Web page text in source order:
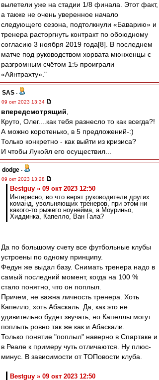
вылетели уже на стадии 1/8 финала. Этот факт,
а также не очень уверенное начало
следующего сезона, подтолкнули «Баварию» и
тренера расторгнуть контракт по обоюдному
согласию 3 ноября 2019 года[8]. В последнем
матче под руководством хорвата мюнхенцы с
разгромным счётом 1:5 проиграли
«Айнтрахту»."
SAS -
09 окт 2023 13:34
впередсмотрящий
Круто, Олег....как тебя разнесло то как всегда?!
А можно коротенько, в 5 предложений-:)
Только конкретно - как выйти из кризиса?
И чтобы Лукойл его осуществил...
dodge -
09 окт 2023 13:28
Bestguy » 09 окт 2023 12:50
Интересно, во что верят руководители других
команд, увольняющих тренеров, при этом ни
какого-то рыжего ноунейма, а Моуриньо,
Хиддинка, Капелло, Ван Гала?
Да по большому счету все футбольные клубы
устроены по одному принципу.
Федун же выдал базу. Снимать тренера надо в
самый последний момент, когда на 100 %
стало понятно, что он поплыл.
Причем, не важна личность тренера. Хоть
Капелло, хоть Абаскаль. Да, как это не
удивительно будет звучать, но Капеллы могут
поплыть ровно так же как и Абаскали.
Только понятие "поплыл" наверно в Спартаке и
в Реале к примеру чуть отличаются. Ну плюс-
минус. В зависимости от ТОПовости клуба.
Bestguy » 09 окт 2023 12:50